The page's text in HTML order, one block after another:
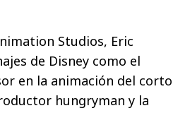
Studios, Eric
de Disney como el
en la animación del corto
hungryman y la